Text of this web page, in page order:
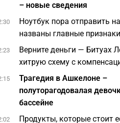
– новые сведения
Ноутбук пора отправить
названы главные признаки
Верните деньги — Битуах
хитрую схему с
Трагедия в Ашкелоне –
полуторагодовалая
бассейне
Продукты, которые стоит